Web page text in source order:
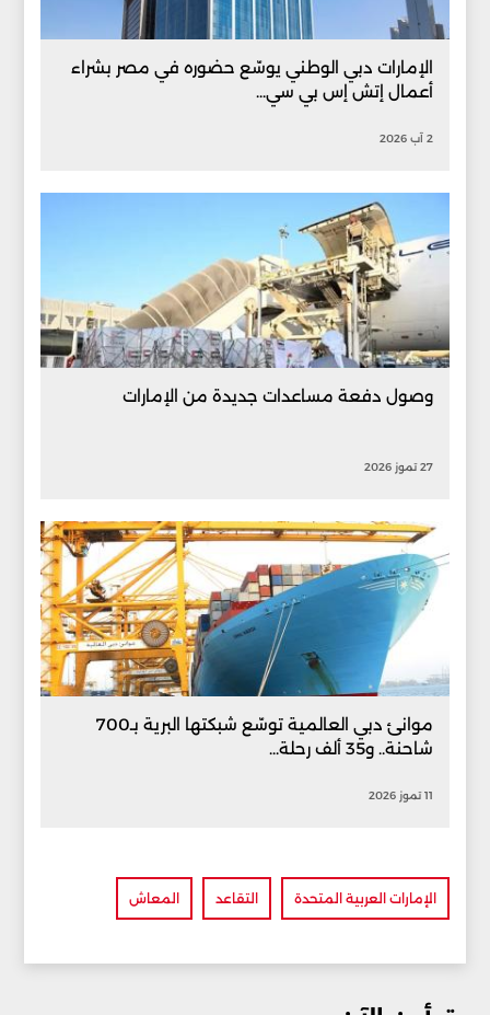
الإمارات دبي الوطني يوسّع حضوره في مصر بشراء
أعمال إتش إس بي سي...
2 آب 2026
وصول دفعة مساعدات جديدة من الإمارات
27 تموز 2026
موانئ دبي العالمية توسّع شبكتها البرية بـ700
شاحنة.. و35 ألف رحلة...
11 تموز 2026
الإمارات العربية المتحدة التقاعد المعاش